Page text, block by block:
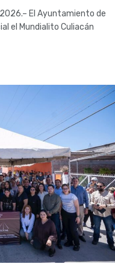
El Ayuntamiento de
el Mundialito Culiacán